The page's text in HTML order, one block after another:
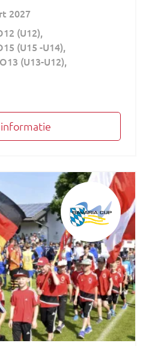
2027
(U12)
(U15 -U14)
(U13-U12)